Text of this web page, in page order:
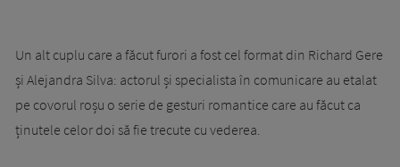
Un alt cuplu care a făcut furori a fost cel format din Richard Gere
și Alejandra Silva: actorul și specialista în comunicare au etalat
pe covorul roșu o serie de gesturi romantice care au făcut ca
ținutele celor doi să fie trecute cu vederea.